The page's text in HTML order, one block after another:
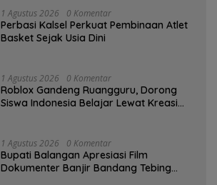
1 Agustus 2026 0 Komentar
Perbasi Kalsel Perkuat Pembinaan Atlet
Basket Sejak Usia Dini
1 Agustus 2026 0 Komentar
Roblox Gandeng Ruangguru, Dorong
Siswa Indonesia Belajar Lewat Kreasi
1 Agustus 2026 0 Komentar
Bupati Balangan Apresiasi Film
Dokumenter Banjir Bandang Tebing